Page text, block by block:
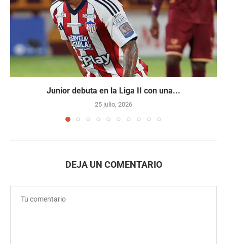
Junior debuta en la Liga II con una...
25 julio, 2026
DEJA UN COMENTARIO